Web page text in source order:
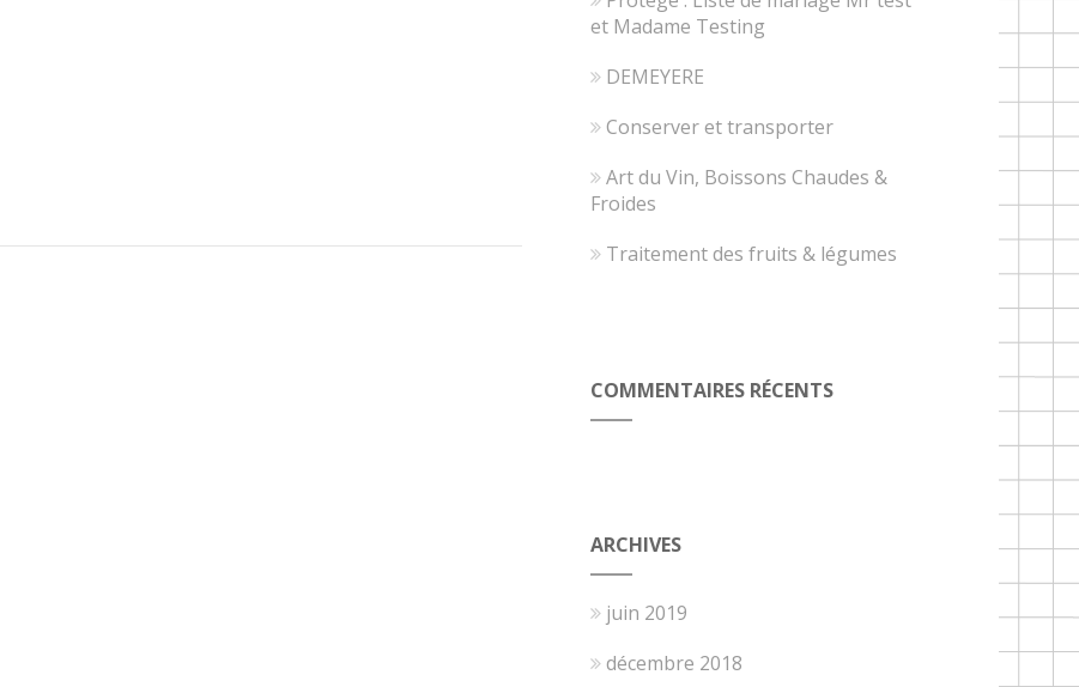
et Madame Testing
DEMEYERE
Conserver et transporter
Art du Vin, Boissons Chaudes &
Froides
Traitement des fruits & légumes
COMMENTAIRES RÉCENTS
ARCHIVES
juin 2019
décembre 2018